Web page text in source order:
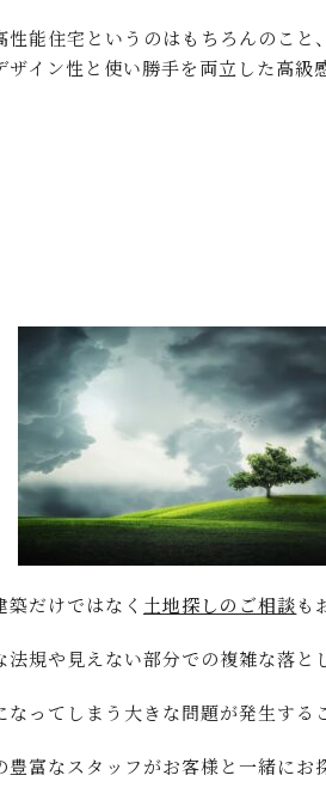
能住宅というのはもちろんのこと
イン性と使い勝手を両立した高級
だけではなく 土地探しのご相談も
規や見えない部分での複雑な落と
ってしまう大きな問題が発生する
富なスタッフがお客様と一緒にお